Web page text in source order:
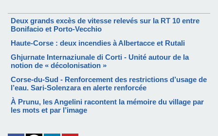
Deux grands excès de vitesse relevés sur la RT 10 entre
Bonifacio et Porto-Vecchio
Haute-Corse : deux incendies à Albertacce et Rutali
Ghjurnate Internaziunale di Corti - Unité autour de la
notion de « décolonisation »
Corse-du-Sud - Renforcement des restrictions d’usage de
l’eau. Sari-Solenzara en alerte renforcée
À Prunu, les Angelini racontent la mémoire du village par
les mots et par l’image